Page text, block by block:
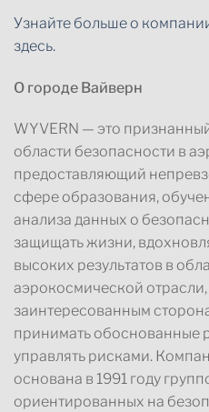
Узнайте больше о
здесь.
О городе Вайверн
WYVERN — это
области безопасности в
предоставляющий
сфере образования,
анализа данных о
защищать жизни,
высоких результатов в
аэрокосмической отрасли,
заинтересованным
принимать обоснованные
управлять рисками.
основана в 1991 году
ориентированных на